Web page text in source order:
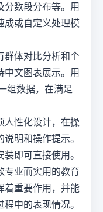
分数段分布等。用
成或自定义处理模
群体对比分析和个
文图表展示。用
组数据，在满足
人性化设计，在操
明和操作提示。
即可直接使用。
专业而实用的教育
着重要作用，并能
中的表现情况。